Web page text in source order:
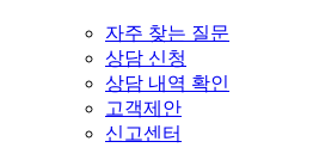
자주 찾는 질문
상담 신청
상담 내역 확인
고객제안
신고센터